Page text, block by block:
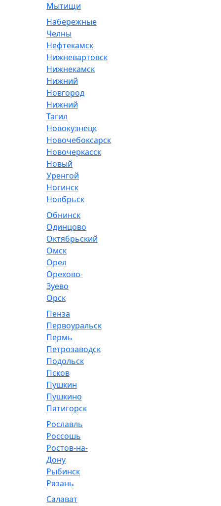
Мытищи
Набережные
Челны
Нефтекамск
Нижневартовск
Нижнекамск
Нижний
Новгород
Нижний
Тагил
Новокузнецк
Новочебоксарск
Новочеркасск
Новый
Уренгой
Ногинск
Ноябрьск
Обнинск
Одинцово
Октябрьский
Омск
Орел
Орехово-
Зуево
Орск
Пенза
Первоуральск
Пермь
Петрозаводск
Подольск
Псков
Пушкин
Пушкино
Пятигорск
Рославль
Россошь
Ростов-на-
Дону
Рыбинск
Рязань
Салават